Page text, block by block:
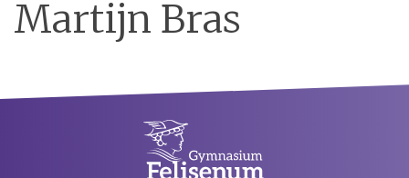
Martijn Bras